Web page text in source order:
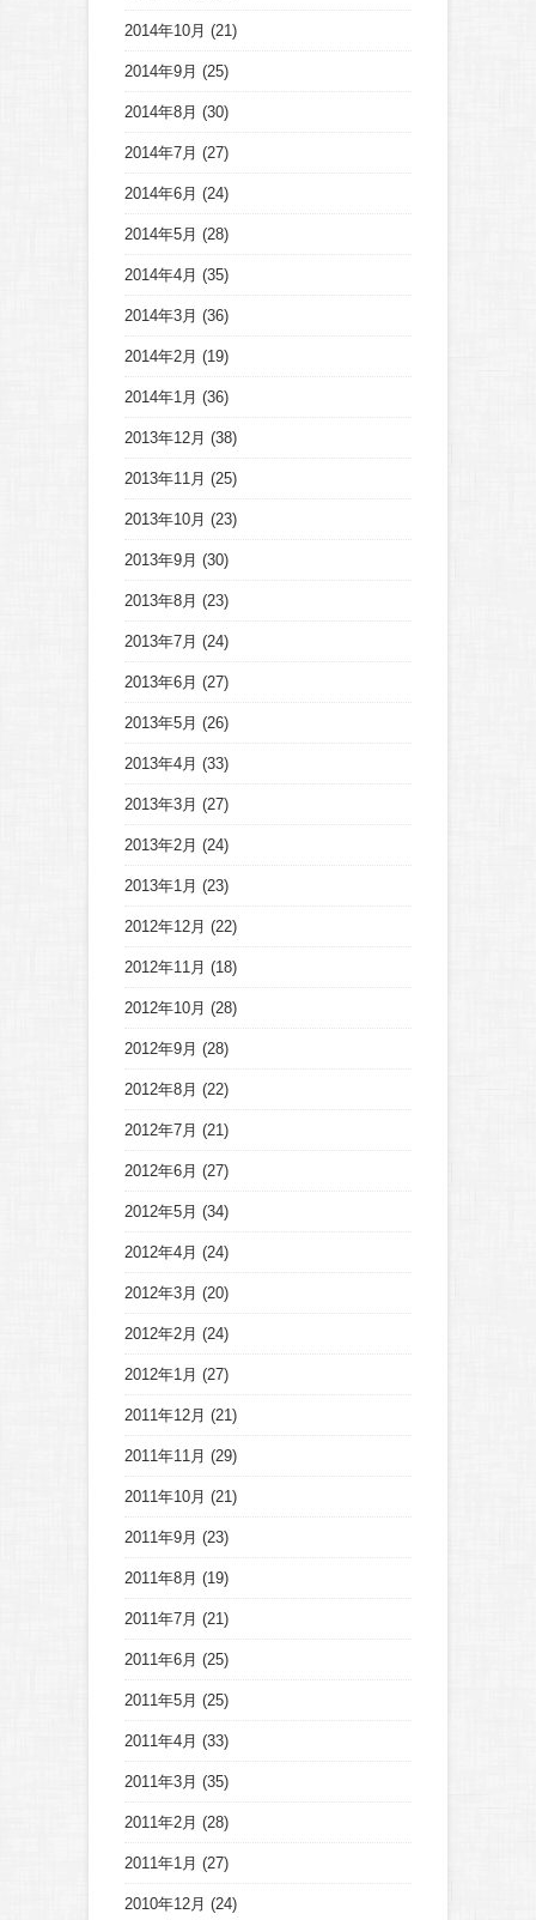
2014年10月 (21)
2014年9月 (25)
2014年8月 (30)
2014年7月 (27)
2014年6月 (24)
2014年5月 (28)
2014年4月 (35)
2014年3月 (36)
2014年2月 (19)
2014年1月 (36)
2013年12月 (38)
2013年11月 (25)
2013年10月 (23)
2013年9月 (30)
2013年8月 (23)
2013年7月 (24)
2013年6月 (27)
2013年5月 (26)
2013年4月 (33)
2013年3月 (27)
2013年2月 (24)
2013年1月 (23)
2012年12月 (22)
2012年11月 (18)
2012年10月 (28)
2012年9月 (28)
2012年8月 (22)
2012年7月 (21)
2012年6月 (27)
2012年5月 (34)
2012年4月 (24)
2012年3月 (20)
2012年2月 (24)
2012年1月 (27)
2011年12月 (21)
2011年11月 (29)
2011年10月 (21)
2011年9月 (23)
2011年8月 (19)
2011年7月 (21)
2011年6月 (25)
2011年5月 (25)
2011年4月 (33)
2011年3月 (35)
2011年2月 (28)
2011年1月 (27)
2010年12月 (24)